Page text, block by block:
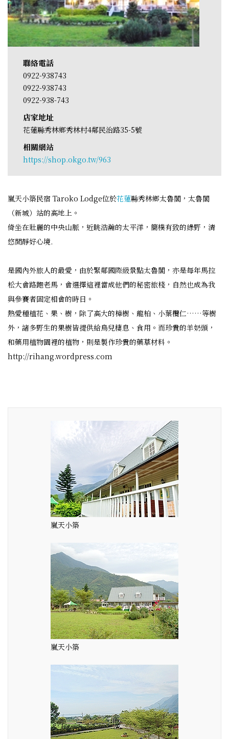
聯絡電話
0922-938743
0922-938743
0922-938-743
店家地址
花蓮縣秀林鄉秀林村4鄰民治路35-5號
相關網站
https://shop.okgo.tw/963
嵐天小築民宿 Taroko Lodge位於花蓮縣秀林鄉太魯閣，太魯閣
（新城）站的高地上。
倚坐在壯麗的中央山脈，近眺浩瀚的太平洋，簡樸有致的綠野，清
悠閒靜好心境.
是國內外旅人的最愛，由於緊鄰國際級景點太魯閣，亦是每年馬拉
松大會路跑老馬，會選擇這裡當成他們的秘密旅棧，自然也成為我
與參賽者固定相會的時日。
熱愛種植花、果、樹，除了高大的樟樹、龍柏、小葉欖仁……等樹
外，諸多野生的果樹皆提供給鳥兒棲息、食用。而珍貴的羊奶頭，
和藥用植物園裡的植物，則是製作珍貴的藥草材料。
http://rihang.wordpress.com
嵐天小築
嵐天小築